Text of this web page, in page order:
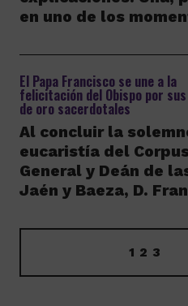
en uno de los
El Papa Francisco se une a la
felicitación del Obispo por
de oro sacerdotales
Al concluir la
eucaristía del
General y Deán de
Jaén y Baeza, D.
1 2 3